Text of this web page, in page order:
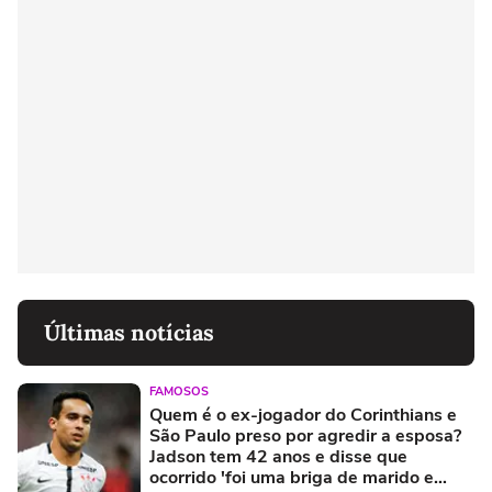
Últimas notícias
FAMOSOS
Quem é o ex-jogador do Corinthians e
São Paulo preso por agredir a esposa?
Jadson tem 42 anos e disse que
ocorrido 'foi uma briga de marido e